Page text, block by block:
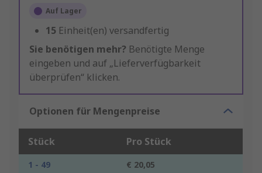
Auf Lager
15 Einheit(en) versandfertig
Sie benötigen mehr? Benötigte Menge
eingeben und auf „Lieferverfügbarkeit
überprüfen“ klicken.
Optionen für Mengenpreise
Stück Pro Stück
1 - 49
€ 20,05